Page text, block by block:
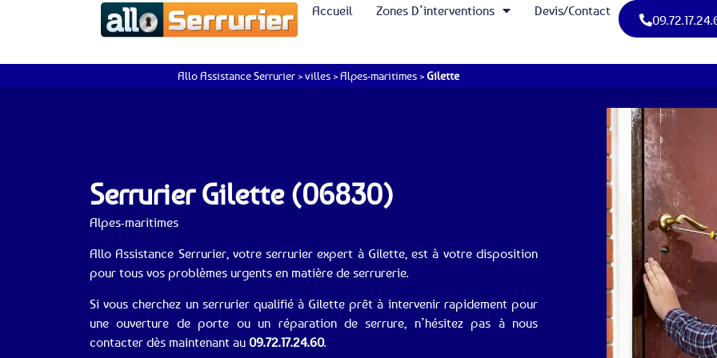
Accueil Zones D’interventions Devis/Contact
Allo Assistance Serrurier >villes >Alpes-maritimes >Gilette
Serrurier Gilette (06830)
Alpes-maritimes
Allo Assistance Serrurier, votre serrurier expert à Gilette, est à votre disposition
pour tous vos problèmes urgents en matière de serrurerie.
Si vous cherchez un serrurier qualifié à Gilette prêt à intervenir rapidement pour
une ouverture de porte ou un réparation de serrure, n’hésitez pas à nous
contacter dès maintenant au 09.72.17.24.60.